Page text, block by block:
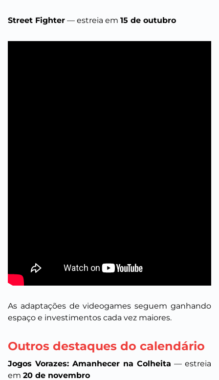
Street Fighter — estreia em 15 de outubro
As adaptações de videogames seguem ganhando
espaço e investimentos cada vez maiores.
Outros destaques do calendário
Jogos Vorazes: Amanhecer na Colheita — estreia
em 20 de novembro